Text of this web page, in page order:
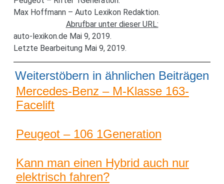
Max Hoffmann – Auto Lexikon Redaktion.
Abrufbar unter dieser URL:
auto-lexikon.de Mai 9, 2019.
Letzte Bearbeitung Mai 9, 2019.
Weiterstöbern in ähnlichen Beiträgen
Mercedes-Benz – M-Klasse 163-
Facelift
Peugeot – 106 1Generation
Kann man einen Hybrid auch nur
elektrisch fahren?